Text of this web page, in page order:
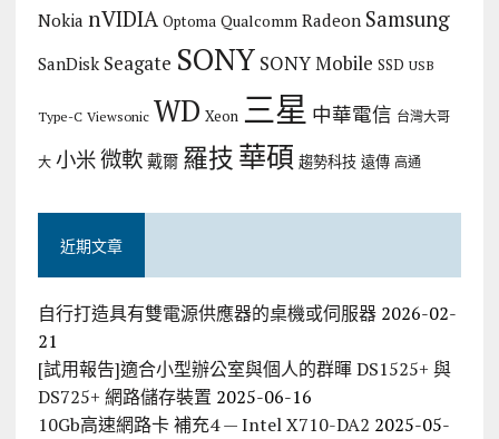
Nokia nVIDIA Optoma Qualcomm Radeon Samsung
SanDisk Seagate SONY SONY Mobile SSD USB
Type-C Viewsonic WD Xeon 三星 中華電信 台灣大哥
大 小米微軟 戴爾 羅技華碩 趨勢科技 遠傳 高通
近期文章
自行打造具有雙電源供應器的桌機或伺服器 2026-02-
21
[試用報告]適合小型辦公室與個人的群暉 DS1525+ 與
DS725+ 網路儲存裝置 2025-06-16
10Gb高速網路卡 補充4 — Intel X710-DA2 2025-05-